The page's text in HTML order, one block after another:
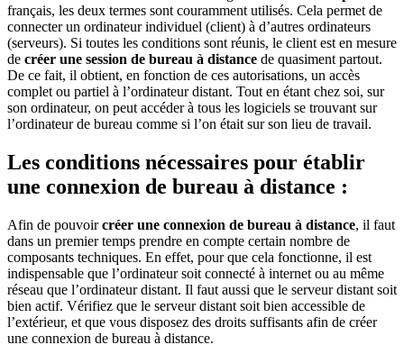
français, les deux termes sont couramment utilisés. Cela permet de
connecter un ordinateur individuel (client) à d’autres ordinateurs
(serveurs). Si toutes les conditions sont réunis, le client est en mesure
de créer une session de bureau à distance de quasiment partout.
De ce fait, il obtient, en fonction de ces autorisations, un accès
complet ou partiel à l’ordinateur distant. Tout en étant chez soi, sur
son ordinateur, on peut accéder à tous les logiciels se trouvant sur
l’ordinateur de bureau comme si l’on était sur son lieu de travail.
Les conditions nécessaires pour établir
une connexion de bureau à distance :
Afin de pouvoircréer une connexion de bureau à distance, il faut
dans un premier temps prendre en compte certain nombre de
composants techniques. En effet, pour que cela fonctionne, il est
indispensable que l’ordinateur soit connecté à internet ou au même
réseau que l’ordinateur distant. Il faut aussi que le serveur distant soit
bien actif. Vérifiez que le serveur distant soit bien accessible de
l’extérieur, et que vous disposez des droits suffisants afin de créer
une connexion de bureau à distance.